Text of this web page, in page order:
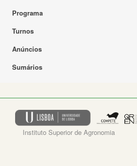
Programa
Turnos
Anúncios
Sumários
Instituto Superior de Agronomia